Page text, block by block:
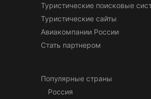
Туристические поисковые
Туристические сайты
Авиакомпании России
Стать партнером
Популярные страны
Россия